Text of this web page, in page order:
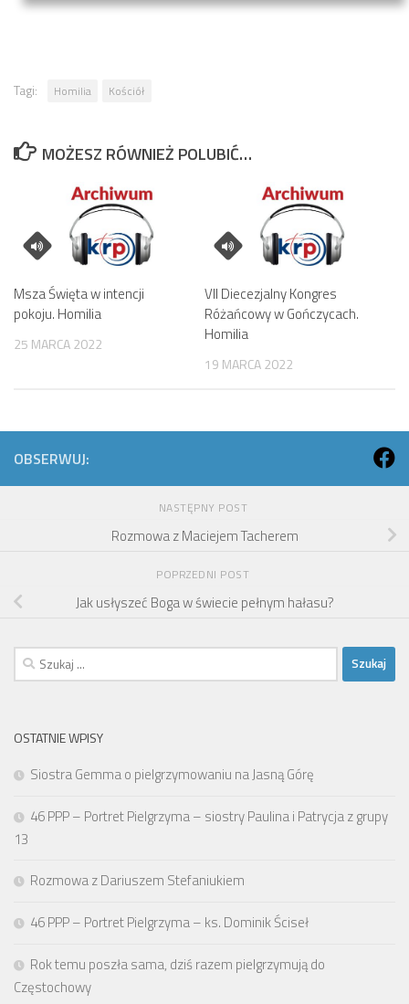
Tagi: Homilia Kościół
MOŻESZ RÓWNIEŻ POLUBIĆ…
Msza Święta w intencji
pokoju. Homilia
25 MARCA 2022
VII Diecezjalny Kongres
Różańcowy w Gończycach.
Homilia
19 MARCA 2022
OBSERWUJ:
NASTĘPNY POST
Rozmowa z Maciejem Tacherem
POPRZEDNI POST
Jak usłyszeć Boga w świecie pełnym hałasu?
Szukaj:
OSTATNIE WPISY
Siostra Gemma o pielgrzymowaniu na Jasną Górę
46 PPP – Portret Pielgrzyma – siostry Paulina i Patrycja z grupy
13
Rozmowa z Dariuszem Stefaniukiem
46 PPP – Portret Pielgrzyma – ks. Dominik Ściseł
Rok temu poszła sama, dziś razem pielgrzymują do
Częstochowy